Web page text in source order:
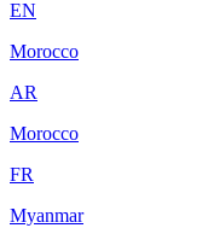
EN
Morocco
AR
Morocco
FR
Myanmar